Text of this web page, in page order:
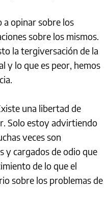
a opinar sobre los
sobre los mismos.
la tergiversación de la
y lo que es peor, hemos
una libertad de
Solo estoy advirtiendo
veces son
y cargados de odio que
de lo que el
sobre los problemas de